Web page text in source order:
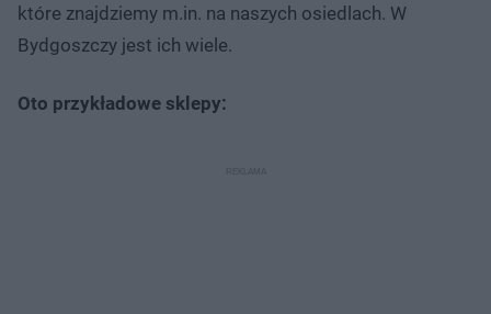
które znajdziemy m.in. na naszych osiedlach. W
Bydgoszczy jest ich wiele.
Oto przykładowe sklepy: